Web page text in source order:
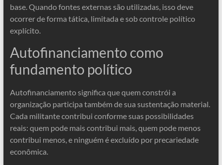
base. Quando fontes externas são utilizadas, isso deve
ocorrer de forma tática, limitada e sob controle político
explícito.
Autofinanciamento como
fundamento político
Autofinanciamento significa que quem constrói a
organização participa também de sua sustentação material.
Cada militante contribui conforme suas possibilidades
reais: quem pode mais contribui mais, quem pode menos
contribui menos, e ninguém é excluído por precariedade
econômica.